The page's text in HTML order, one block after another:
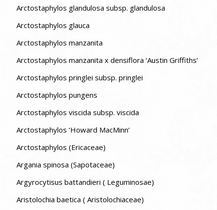
Arctostaphylos glandulosa subsp. glandulosa
Arctostaphylos glauca
Arctostaphylos manzanita
Arctostaphylos manzanita x densiflora ‘Austin Griffiths’
Arctostaphylos pringlei subsp. pringlei
Arctostaphylos pungens
Arctostaphylos viscida subsp. viscida
Arctostaphylos ‘Howard MacMinn’
Arctostaphylos (Ericaceae)
Argania spinosa (Sapotaceae)
Argyrocytisus battandieri ( Leguminosae)
Aristolochia baetica ( Aristolochiaceae)